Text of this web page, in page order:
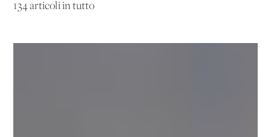
134 articoli in tutto